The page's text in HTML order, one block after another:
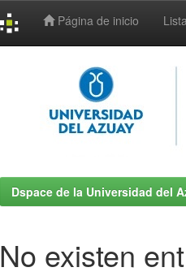
Página de inicio
Dspace de la Universidad del
No existen